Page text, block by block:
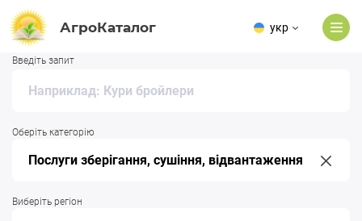
АгроКаталог укр
Введіть запит
Оберіть категорію
Виберіть регіон